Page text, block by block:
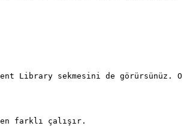
Library sekmesini de görürsünüz. O
farklı çalışır.